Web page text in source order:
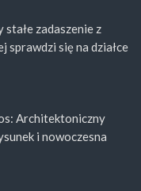
zadaszenie z
sprawdzi się na działce
Architektoniczny
i nowoczesna